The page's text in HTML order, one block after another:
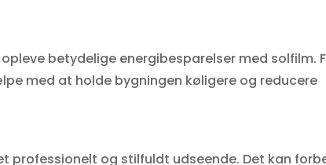
betydelige energibesparelser med solfilm.
med at holde bygningen køligere og reducere
professionelt og stilfuldt udseende. Det kan